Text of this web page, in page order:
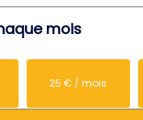
mois
25 € / mois